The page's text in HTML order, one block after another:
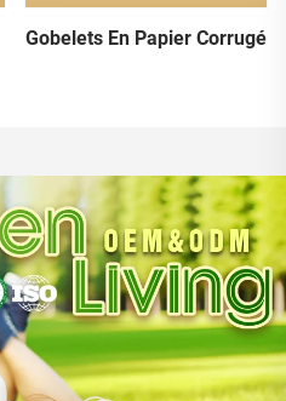
Gobelets En Papier Corrugé